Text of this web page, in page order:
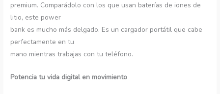
premium. Comparádolo con los que usan baterías de iones de
litio, este power
bank es mucho más delgado. Es un cargador portátil que cabe
perfectamente en tu
mano mientras trabajas con tu teléfono.
Potencia tu vida digital en movimiento